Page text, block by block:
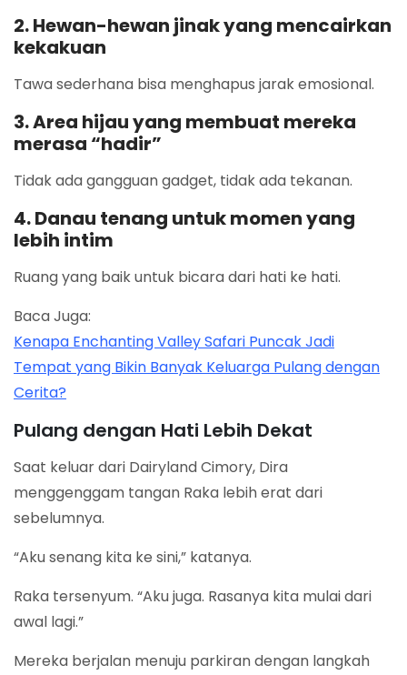
2. Hewan-hewan jinak yang mencairkan
kekakuan
Tawa sederhana bisa menghapus jarak emosional.
3. Area hijau yang membuat mereka
merasa “hadir”
Tidak ada gangguan gadget, tidak ada tekanan.
4. Danau tenang untuk momen yang
lebih intim
Ruang yang baik untuk bicara dari hati ke hati.
Baca Juga:
Kenapa Enchanting Valley Safari Puncak Jadi
Tempat yang Bikin Banyak Keluarga Pulang dengan
Cerita?
Pulang dengan Hati Lebih Dekat
Saat keluar dari Dairyland Cimory, Dira
menggenggam tangan Raka lebih erat dari
sebelumnya.
“Aku senang kita ke sini,” katanya.
Raka tersenyum. “Aku juga. Rasanya kita mulai dari
awal lagi.”
Mereka berjalan menuju parkiran dengan langkah